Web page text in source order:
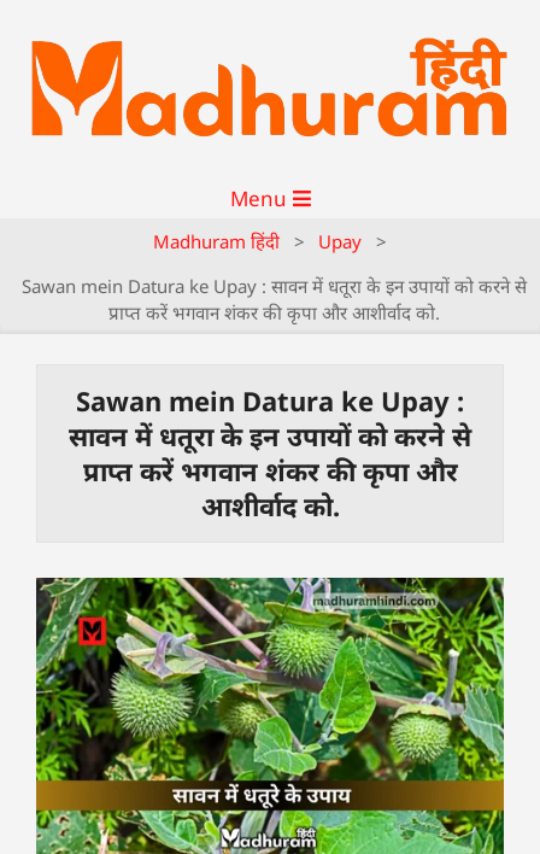
Menu
Madhuram हिंदी > Upay >
Sawan mein Datura ke Upay : सावन में धतूरा के इन उपायों को करने से
प्राप्त करें भगवान शंकर की कृपा और आशीर्वाद को.
Sawan mein Datura ke Upay :
सावन में धतूरा के इन उपायों को करने से
प्राप्त करें भगवान शंकर की कृपा और
आशीर्वाद को.